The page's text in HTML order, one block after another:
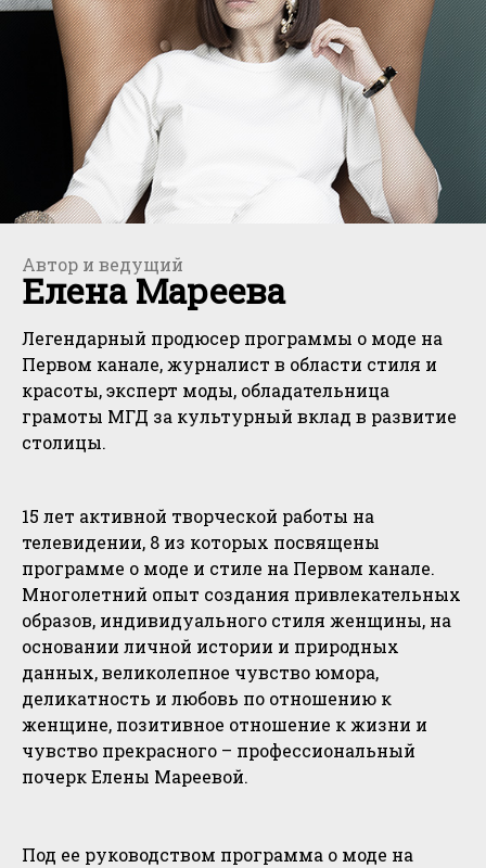
Автор и ведущий
Елена Мареева
Легендарный продюсер программы о моде на
Первом канале, журналист в области стиля и
красоты, эксперт моды, обладательница
грамоты МГД за культурный вклад в развитие
столицы.
15 лет активной творческой работы на
телевидении, 8 из которых посвящены
программе о моде и стиле на Первом канале.
Многолетний опыт создания привлекательных
образов, индивидуального стиля женщины, на
основании личной истории и природных
данных, великолепное чувство юмора,
деликатность и любовь по отношению к
женщине, позитивное отношение к жизни и
чувство прекрасного – профессиональный
почерк Елены Мареевой.
Под ее руководством программа о моде на